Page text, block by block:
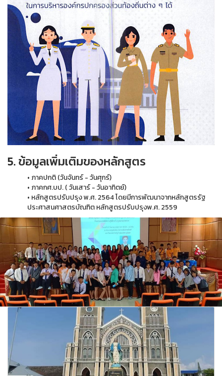
5. ข้อมูลเพิ่มเติมของหลักสูตร
• ภาคปกติ (วันจันทร์ - วันศุกร์)
• ภาคกศ.บป. ( วันเสาร์ - วันอาทิตย์)
• หลักสูตรปรับปรุง พ.ศ. 2564 โดยมีการพัฒนาจากหลักสูตรรัฐ
ประศาสนศาสตรบัณฑิต หลักสูตรปรับปรุงพ.ศ. 2559